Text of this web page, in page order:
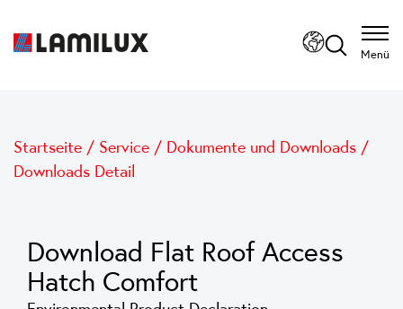
Menü
Startseite / Service / Dokumente und Downloads /
Downloads Detail
Download Flat Roof Access
Hatch Comfort